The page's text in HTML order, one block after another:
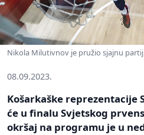
Nikola Milutivnov je pružio sjajnu
08.09.2023.
Košarkaške reprezentacije
će u finalu Svjetskog
okršaj na programu je u